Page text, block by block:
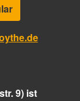
9) ist